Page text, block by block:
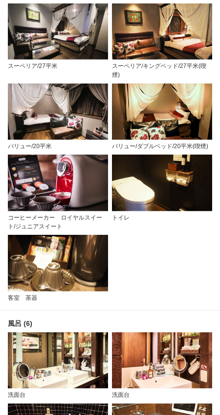
スーペリア/27平米
スーペリア/キングベッド/27平米(喫
煙)
バリュー/20平米 バリュー/ダブルベッド/20平米(喫煙)
コーヒーメーカー ロイヤルスイー
ト/ジュニアスイート
トイレ
客室 茶器
風呂 (6)
洗面台 洗面台